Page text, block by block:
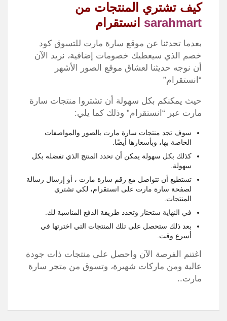
كيف تشتري المنتجات من
sarahmart انستقرام
بعدما تحدثنا عن موقع سارة مارت للتسوق كود
خصم الذي سيعطيك خصومات إضافية، نريد الآن
أن نوجه حديثنا لعشاق موقع الصور الأشهر
“انستقرام”
حيث يمكنكم بكل سهولة أن تشتروا منتجات سارة
مارت عبر “انستقرام” وذلك كما يلي:
سوف تجد منتجات سارة مارت بالصور والمواصفات
الخاصة بها، وبأسعارها أيضًا.
كذلك بكل سهولة يمكن أن تحدد المنتج الذي تفضله بكل
سهولة.
تستطيع أن تتواصل مع رقم سارة مارت ، أو إرسال رسالة
لصفحة سارة مارت على انستقرام، لكي تشتري
المنتجات.
في النهاية ستختار وتحدد طريقة الدفع المناسبة لك.
بعد ذلك ستحصل على تلك المنتجات التي اخترتها في
أسرع وقت.
اغتنم الفرصة الآن واحصل على منتجات ذات جودة
عالية ومن ماركات شهيرة، وتسوق من متجر سارة
مارت..